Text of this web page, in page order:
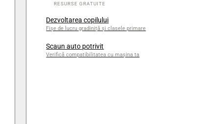
Dezvoltarea copilului
Fișe de lucru gradiniță și clasele primare
Scaun auto potrivit
Verifică compatibilitatea cu mașina ta